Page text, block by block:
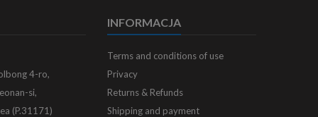
4-ro,
si,
(P.31171)
INFORMACJA
Terms and conditions of use
Privacy
Returns & Refunds
Shipping and payment